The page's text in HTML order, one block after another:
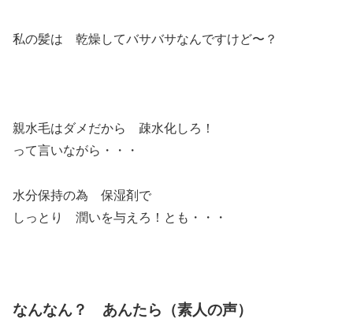
私の髪は 乾燥してバサバサなんですけど〜？
親水毛はダメだから 疎水化しろ！
って言いながら・・・
水分保持の為 保湿剤で
しっとり 潤いを与えろ！とも・・・
なんなん？ あんたら（素人の声）